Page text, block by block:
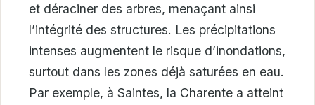
et déraciner des arbres, menaçant ainsi
l’intégrité des structures. Les précipitations
intenses augmentent le risque d’inondations,
surtout dans les zones déjà saturées en eau.
Par exemple, à Saintes, la Charente a atteint